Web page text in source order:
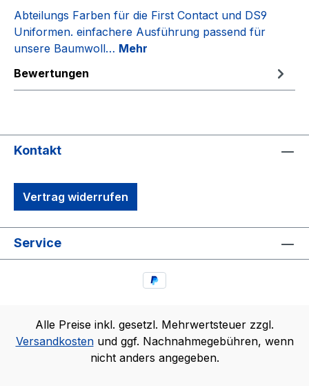
Abteilungs Farben für die First Contact und DS9
Uniformen. einfachere Ausführung passend für
unsere Baumwoll… Mehr
Bewertungen
Kontakt
Vertrag widerrufen
Service
Alle Preise inkl. gesetzl. Mehrwertsteuer zzgl.
Versandkostenund ggf. Nachnahmegebühren, wenn
nicht anders angegeben.